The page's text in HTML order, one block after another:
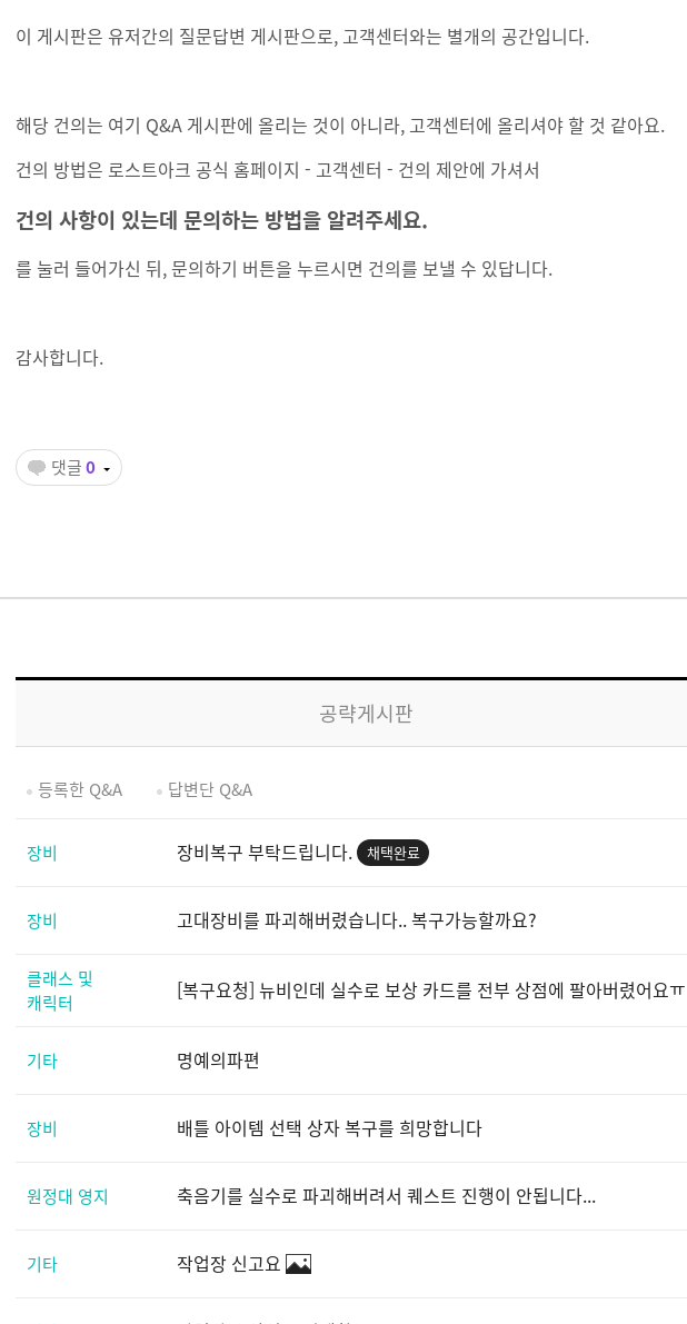
이 게시판은 유저간의 질문답변 게시판으로, 고객센터와는 별개의 공간입니다.
해당 건의는 여기 Q&A 게시판에 올리는 것이 아니라, 고객센터에 올리셔야 할 것 같아요.
건의 방법은 로스트아크 공식 홈페이지 - 고객센터 - 건의 제안에 가셔서
건의 사항이 있는데 문의하는 방법을 알려주세요.
를 눌러 들어가신 뒤, 문의하기 버튼을 누르시면 건의를 보낼 수 있답니다.
감사합니다.
댓글0
공략게시판
등록한 Q&A 답변단 Q&A
장비 장비복구 부탁드립니다. 채택완료
장비 고대장비를 파괴해버렸습니다.. 복구가능할까요?
클래스 및
캐릭터
[복구요청] 뉴비인데 실수로 보상 카드를 전부 상점에 팔아버렸어요ㅠ
기타 명예의파편
장비 배틀 아이템 선택 상자 복구를 희망합니다
원정대 영지 축음기를 실수로 파괴해버려서 퀘스트 진행이 안됩니다...
기타 작업장 신고요